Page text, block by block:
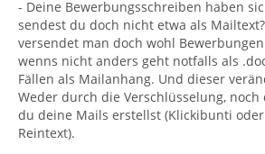
- Deine Bewerbungsschreiben haben
sendest du doch nicht etwa als
versendet man doch wohl
wenns nicht anders geht notfalls als
Fällen als Mailanhang. Und dieser
Weder durch die Verschlüsselung,
du deine Mails erstellst (Klickibunti
Reintext).